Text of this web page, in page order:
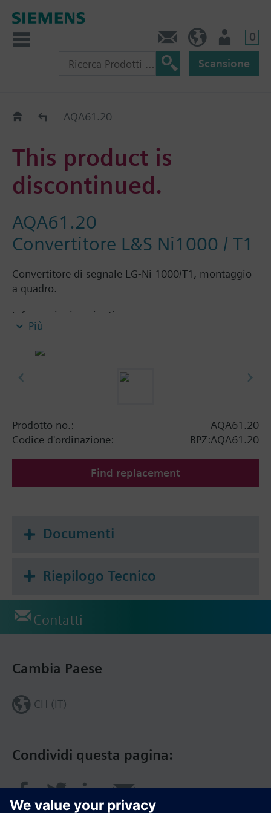
0
Scansione
Old2NewAQA61.20
This product is
discontinued.
AQA61.20
Convertitore L&S Ni1000 / T1
Convertitore di segnale LG-Ni 1000/T1, montaggio
a quadro.
Informazioni aggiuntive
With trim potentiometer.
Più
Prodotto no.:
AQA61.20
Codice d'ordinazione:
BPZ:AQA61.20
Find replacement
Documenti
Riepilogo Tecnico
Contatti
Condividi questa pagina:
Cambia Paese
CH (IT)